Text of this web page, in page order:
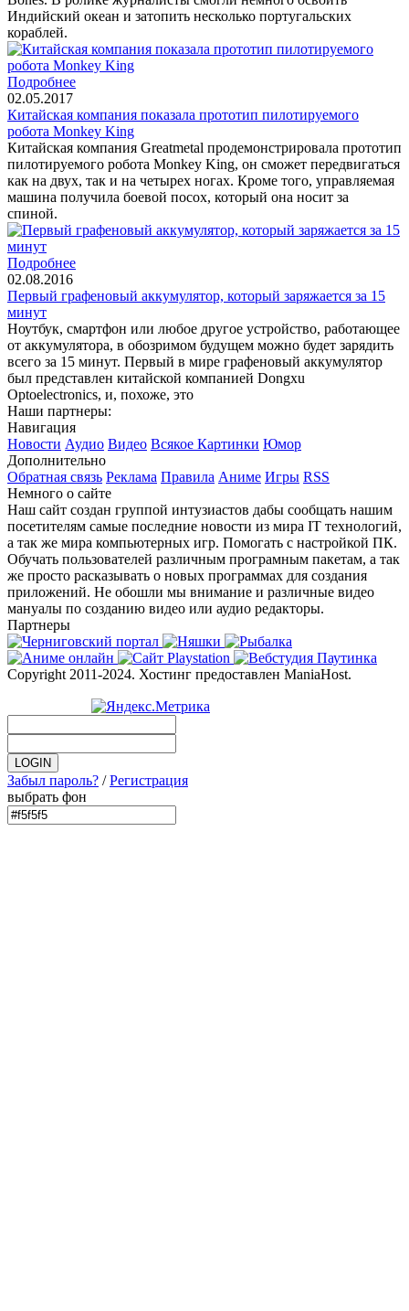
Индийский океан и затопить несколько португальских
кораблей.
Подробнее
02.05.2017
Китайская компания показала прототип пилотируемого
робота Monkey King
Китайская компания Greatmetal продемонстрировала прототип
пилотируемого робота Monkey King, он сможет передвигаться
как на двух, так и на четырех ногах. Кроме того, управляемая
машина получила боевой посох, который она носит за
спиной.
Подробнее
02.08.2016
Первый графеновый аккумулятор, который заряжается за 15
минут
Ноутбук, смартфон или любое другое устройство, работающее
от аккумулятора, в обозримом будущем можно будет зарядить
всего за 15 минут. Первый в мире графеновый аккумулятор
был представлен китайской компанией Dongxu
Optoelectronics, и, похоже, это
Наши партнеры:
Навигация
Новости Аудио Видео Всякое Картинки Юмор
Дополнительно
Обратная связь Реклама Правила Аниме Игры RSS
Немного о сайте
Наш сайт создан группой интузиастов дабы сообщать нашим
посетителям самые последние новости из мира IT технологий,
а так же мира компьютерных игр. Помогать с настройкой ПК.
Обучать пользователей различным програмным пакетам, а так
же просто расказывать о новых программах для создания
приложений. Не обошли мы внимание и различные видео
мануалы по созданию видео или аудио редакторы.
Партнеры
Copyright 2011-2024. Хостинг предоставлен ManiaHost.
Забыл пароль? /Регистрация
выбрать фон